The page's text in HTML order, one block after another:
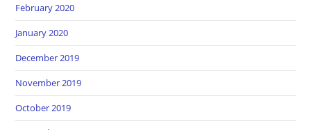
February 2020
January 2020
December 2019
November 2019
October 2019